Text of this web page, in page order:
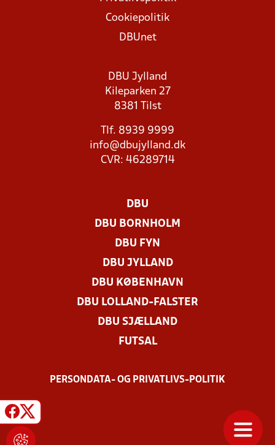
Cookiepolitik
DBUnet
DBU Jylland
Kileparken 27
8381 Tilst
Tlf. 8939 9999
info@dbujylland.dk
CVR: 46289714
DBU
DBU BORNHOLM
DBU FYN
DBU JYLLAND
DBU KØBENHAVN
DBU LOLLAND-FALSTER
DBU SJÆLLAND
FUTSAL
PERSONDATA- OG PRIVATLIVS-POLITIK